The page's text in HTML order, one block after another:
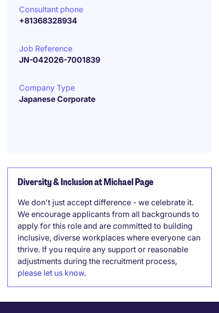
Consultant phone
+81368328934
Job Reference
JN-042026-7001839
Company Type
Japanese Corporate
Diversity & Inclusion at Michael Page
We don't just accept difference - we celebrate it.
We encourage applicants from all backgrounds to
apply for this role and are committed to building
inclusive, diverse workplaces where everyone can
thrive. If you require any support or reasonable
adjustments during the recruitment process,
please let us know.